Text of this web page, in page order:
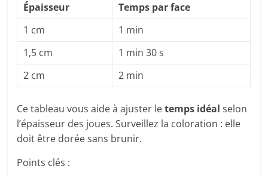
Épaisseur
Temps par face
1 cm
1 min
1,5 cm
1 min 30 s
2 cm
2 min
Ce tableau vous aide à ajuster letemps idéal selon
l’épaisseur des joues. Surveillez la coloration : elle
doit être dorée sans brunir.
Points clés :